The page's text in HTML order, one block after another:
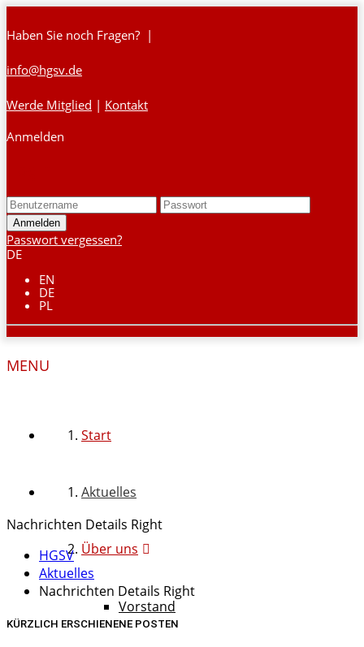
Haben Sie noch Fragen? |
info@hgsv.de
Werde Mitglied | Kontakt
Anmelden
Passwort vergessen?
DE
EN
DE
PL
MENU
Start
Aktuelles
Über uns
Vorstand
Nachrichten Details Right
HGSV
Aktuelles
Nachrichten Details Right
KÜRZLICH ERSCHIENENE POSTEN